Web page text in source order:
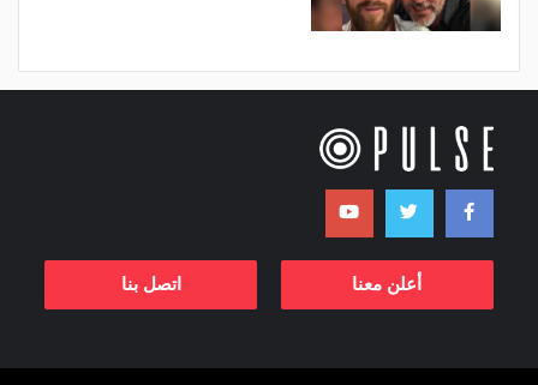
أعلن معنا اتصل بنا